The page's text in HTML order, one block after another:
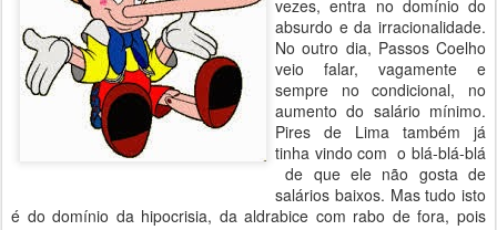
vezes, entra no domínio do
absurdo e da irracionalidade.
No outro dia, Passos Coelho
veio falar, vagamente e
sempre no condicional, no
aumento do salário mínimo.
Pires de Lima também já
tinha vindo com o blá-blá-blá
de que ele não gosta de
salários baixos. Mas tudo isto
é do domínio da hipocrisia, da aldrabice com rabo de fora, pois